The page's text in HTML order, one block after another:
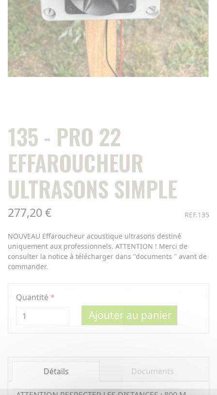
135 - PRO 22
EFFAROUCHEUR
ULTRASONS SIMPLE
277,20 € REF.135
NOUVEAU Effaroucheur acoustique ultrasons destiné
uniquement aux professionnels. ATTENTION ! Merci de
consulter la notice à télécharger dans ''documents '' avant de
commander.
Quantité
Ajouter au panier
Détails Documents